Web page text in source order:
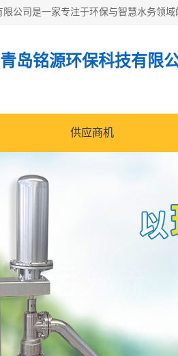
青岛铭源环保科技有限
供应商机